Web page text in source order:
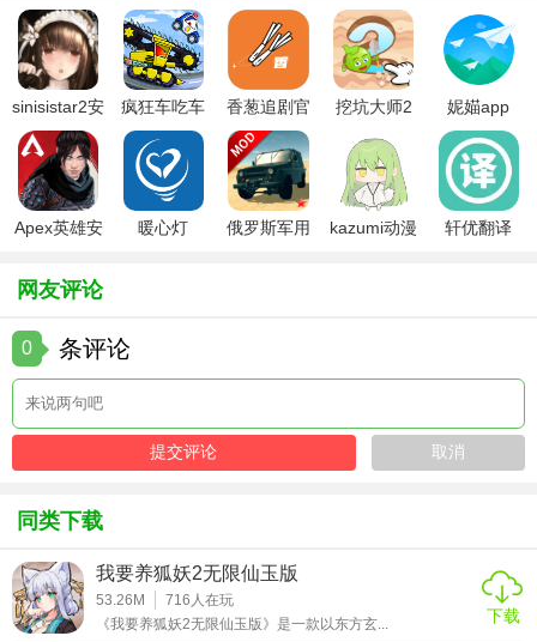
持。
【天使纷扰汉化版点评】
天使纷扰汉化版以其独特的游戏设定、丰富的剧情内容和深
度的策略玩法吸引了大量玩家。它不仅让玩家体验到甜蜜浪
漫的恋爱故事，还通过经营挑战锻炼了玩家的策略思维和决
策能力。对于喜欢模拟养成和策略游戏的玩家来说，这款游
戏无疑是一个不可错过的选择。
sinisistar2安
卓汉化版
疯狂车吃车
3中文版
香葱追剧官
方最新版
挖坑大师2 妮媌app
Apex英雄安
暖心灯
俄罗斯军用
kazumi动漫
轩优翻译
网友评论
0 条评论
同类下载
我要养狐妖2无限仙玉版
53.26M 716 人在玩
《我要养狐妖2无限仙玉版》是一款以东方玄...
下载